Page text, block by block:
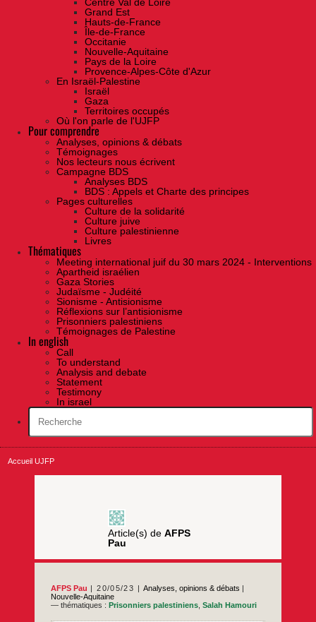
Grand Est
Hauts-de-France
Île-de-France
Occitanie
Nouvelle-Aquitaine
Pays de la Loire
Provence-Alpes-Côte d'Azur
En Israël-Palestine
Israël
Gaza
Territoires occupés
Où l'on parle de l'UJFP
Pour comprendre
Analyses, opinions & débats
Témoignages
Nos lecteurs nous écrivent
Campagne BDS
Analyses BDS
BDS : Appels et Charte des principes
Pages culturelles
Culture de la solidarité
Culture juive
Culture palestinienne
Livres
Thématiques
Meeting international juif du 30 mars 2024 - Interventions
Apartheid israélien
Gaza Stories
Judaïsme - Judéité
Sionisme - Antisionisme
Réflexions sur l’antisionisme
Prisonniers palestiniens
Témoignages de Palestine
In english
Call
To understand
Analysis and debate
Statement
Testimony
In israel
Accueil UJFP
Article(s) de AFPS
Pau
AFPS Pau 20/05/23 Analyses, opinions & débats |
Nouvelle-Aquitaine
— thématiques :Prisonniers palestiniens ,Salah Hamouri